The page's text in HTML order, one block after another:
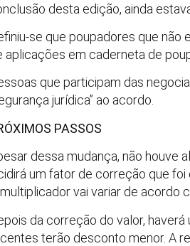
desta edição, ainda
se que poupadores que
aplicações em caderneta de
que participam das
jurídica” ao acordo.
PASSOS
dessa mudança, não houve
um fator de correção que foi
vai variar de acordo
da correção do valor,
terão desconto menor. A